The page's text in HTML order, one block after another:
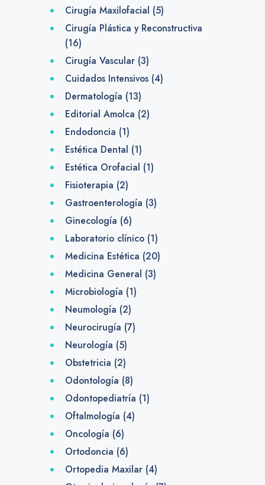
Cirugía Maxilofacial (5)
Cirugía Plástica y Reconstructiva
(16)
Cirugía Vascular(3)
Cuidados Intensivos(4)
Dermatología (13)
Editorial Amolca (2)
Endodoncia (1)
Estética Dental (1)
Estética Orofacial (1)
Fisioterapia (2)
Gastroenterología (3)
Ginecología (6)
Laboratorio clínico(1)
Medicina Estética (20)
Medicina General (3)
Microbiología (1)
Neumología (2)
Neurocirugía (7)
Neurología (5)
Obstetricia (2)
Odontología (8)
Odontopediatría (1)
Oftalmología (4)
Oncología (6)
Ortodoncia (6)
Ortopedia Maxilar(4)